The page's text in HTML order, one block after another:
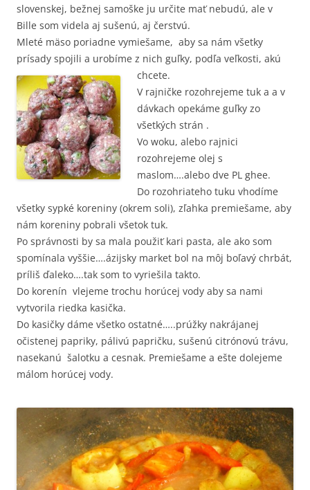
slovenskej, bežnej samoške ju určite mať nebudú, ale v
Bille som videla aj sušenú, aj čerstvú.
Mleté mäso poriadne vymiešame, aby sa nám všetky
prísady spojili a urobíme z nich guľky, podľa veľkosti, akú
chcete.
V rajničke rozohrejeme tuk a a v
dávkach opekáme guľky zo
všetkých strán .
Vo woku, alebo rajnici
rozohrejeme olej s
maslom….alebo dve PL ghee.
Do rozohriateho tuku vhodíme
všetky sypké koreniny (okrem soli), zľahka premiešame, aby
nám koreniny pobrali všetok tuk.
Po správnosti by sa mala použiť kari pasta, ale ako som
spomínala vyššie….ázijsky market bol na môj boľavý chrbát,
príliš ďaleko….tak som to vyriešila takto.
Do korenín vlejeme trochu horúcej vody aby sa nami
vytvorila riedka kasička.
Do kasičky dáme všetko ostatné…..prúžky nakrájanej
očistenej papriky, pálivú papričku, sušenú citrónovú trávu,
nasekanú šalotku a cesnak. Premiešame a ešte dolejeme
málom horúcej vody.